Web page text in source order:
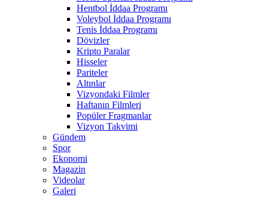
Hentbol İddaa Programı
Voleybol İddaa Programı
Tenis İddaa Programı
Dövizler
Kripto Paralar
Hisseler
Pariteler
Altınlar
Vizyondaki Filmler
Haftanın Filmleri
Popüler Fragmanlar
Vizyon Takvimi
Gündem
Spor
Ekonomi
Magazin
Videolar
Galeri